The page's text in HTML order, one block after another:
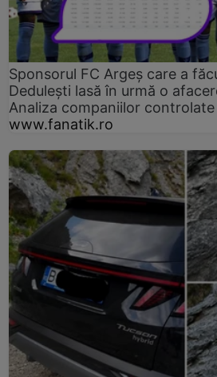
Sponsorul FC Argeș care a
Dedulești lasă în urmă o
Analiza companiilor controlate
www.fanatik.ro